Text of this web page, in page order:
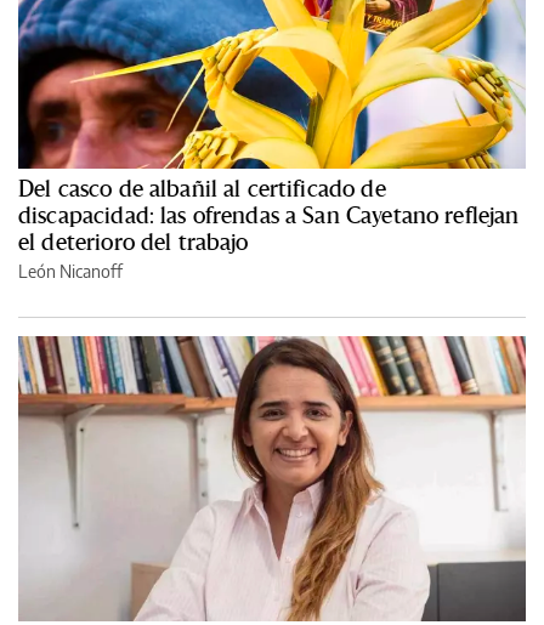
Del casco de albañil al certificado de
discapacidad: las ofrendas a San Cayetano reflejan
el deterioro del trabajo
León Nicanoff